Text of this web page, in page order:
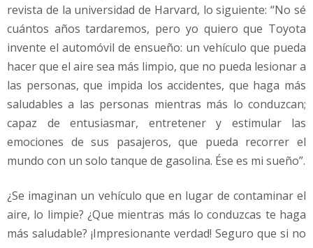
revista de la universidad de Harvard, lo siguiente: “No sé
cuántos años tardaremos, pero yo quiero que Toyota
invente el automóvil de ensueño: un vehículo que pueda
hacer que el aire sea más limpio, que no pueda lesionar a
las personas, que impida los accidentes, que haga más
saludables a las personas mientras más lo conduzcan;
capaz de entusiasmar, entretener y estimular las
emociones de sus pasajeros, que pueda recorrer el
mundo con un solo tanque de gasolina. Ése es mi sueño”.
¿Se imaginan un vehículo que en lugar de contaminar el
aire, lo limpie? ¿Que mientras más lo conduzcas te haga
más saludable? ¡Impresionante verdad! Seguro que si no